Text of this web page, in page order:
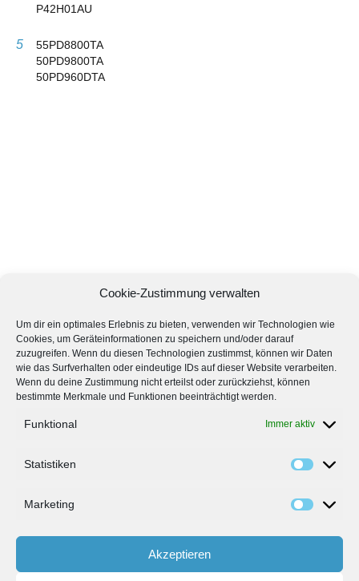
Cookie-Zustimmung verwalten
Um dir ein optimales Erlebnis zu bieten, verwenden wir Technologien wie
Cookies, um Geräteinformationen zu speichern und/oder darauf
zuzugreifen. Wenn du diesen Technologien zustimmst, können wir Daten
wie das Surfverhalten oder eindeutige IDs auf dieser Website verarbeiten.
Wenn du deine Zustimmung nicht erteilst oder zurückziehst, können
bestimmte Merkmale und Funktionen beeinträchtigt werden.
Funktional Immer aktiv
Statistiken
Marketing
Akzeptieren
P42H01AU
5
55PD8800TA
50PD9800TA
50PD960DTA